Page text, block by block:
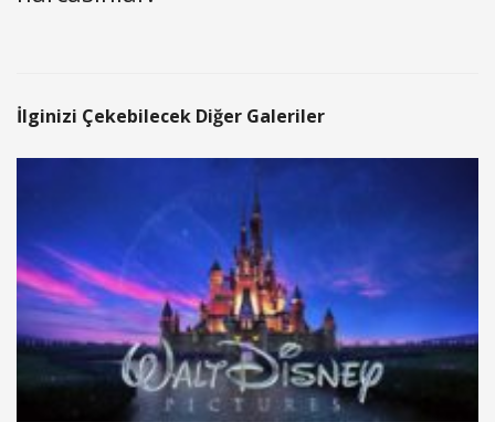
İlginizi Çekebilecek Diğer Galeriler